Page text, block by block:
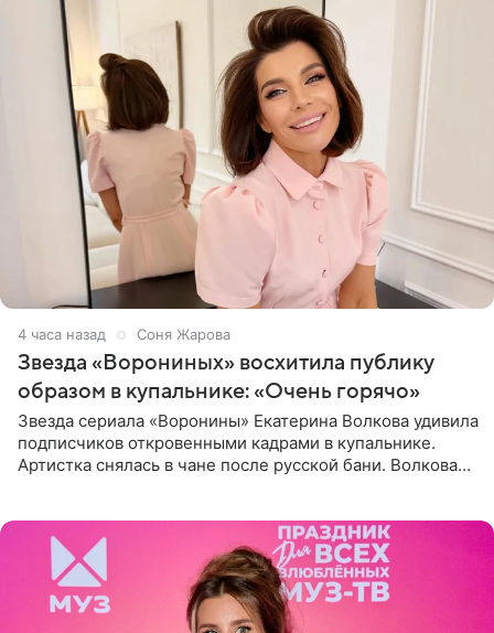
4 часа назад Соня Жарова
Звезда «Ворониных» восхитила публику
образом в купальнике: «Очень горячо»
Звезда сериала «Воронины» Екатерина Волкова удивила
подписчиков откровенными кадрами в купальнике.
Артистка снялась в чане после русской бани. Волкова